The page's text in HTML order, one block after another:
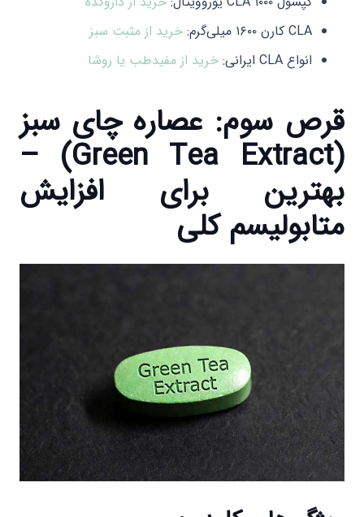
CLA کارن ۱۶۰۰ میلی‌گرم:
خرید از مثبت سبز
انواع CLA ایرانی:
خرید از مفیدطب یا روشا
قرص سوم: عصاره چای سبز
(Green Tea Extract) –
بهترین برای افزایش
متابولیسم کلی